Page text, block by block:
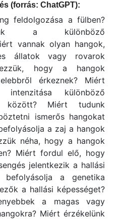
(forrás: ChatGPT):
feldolgozása a fülben?
a különböző
vannak olyan hangok,
állatok vagy rovarok
hogy a hangok
érkeznek? Miért
különböző
között? Miért tudunk
ismerős hangokat
a zaj a hangok
néha, hogy a hangok
Miért fordul elő, hogy
jelentkezik a hallási
befolyásolja a genetika
a hallási képességet?
a magas vagy
Miért érzékelünk